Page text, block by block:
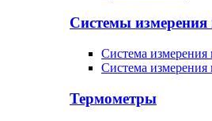
Системы измерения
Система
Система
Термометры